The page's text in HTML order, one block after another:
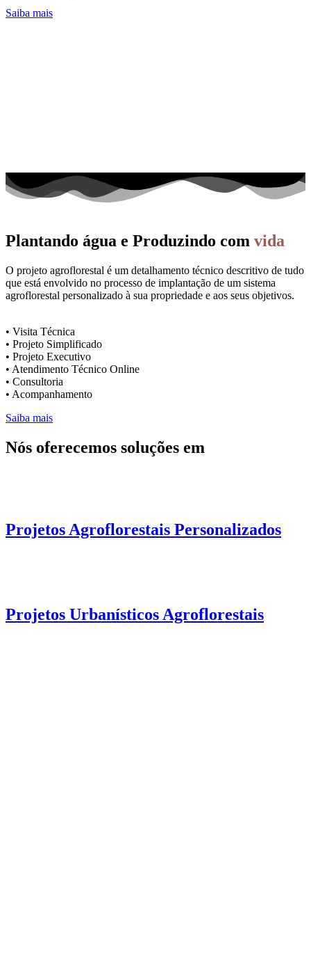
Saiba mais
Plantando água e Produzindo com vida
O projeto agroflorestal é um detalhamento técnico descritivo de tudo
que está envolvido no processo de implantação de um sistema
agroflorestal personalizado à sua propriedade e aos seus objetivos.
• Visita Técnica
• Projeto Simplificado
• Projeto Executivo
• Atendimento Técnico Online
• Consultoria
• Acompanhamento
Saiba mais
Nós oferecemos soluções em
Projetos Agroflorestais Personalizados
Projetos Urbanísticos Agroflorestais